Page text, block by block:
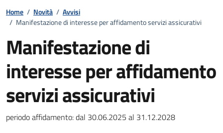
Home / Novità / Avvisi
/ Manifestazione di interesse per affidamento servizi assicurativi
Manifestazione di
interesse per affidamento
servizi assicurativi
Dettagli della notizia
periodo affidamento: dal 30.06.2025 al 31.12.2028